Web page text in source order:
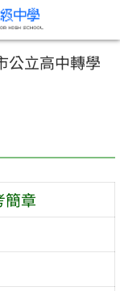
公立高中轉學
簡章